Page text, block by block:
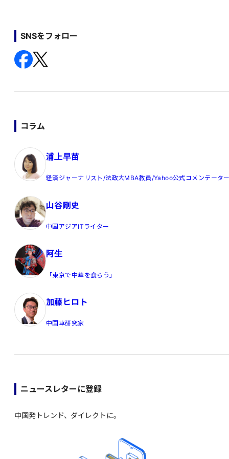
SNSをフォロー
コラム
浦上早苗
経済ジャーナリスト/法政大MBA教員/Yahoo公式コメンテータ
山谷剛史
中国アジアITライター
阿生
「東京で中華を食らう」
加藤ヒロト
中国車研究家
ニュースレターに登録
中国発トレンド、ダイレクトに。